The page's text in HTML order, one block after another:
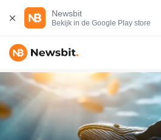
Newsbit
Bekijk in de Google Play store